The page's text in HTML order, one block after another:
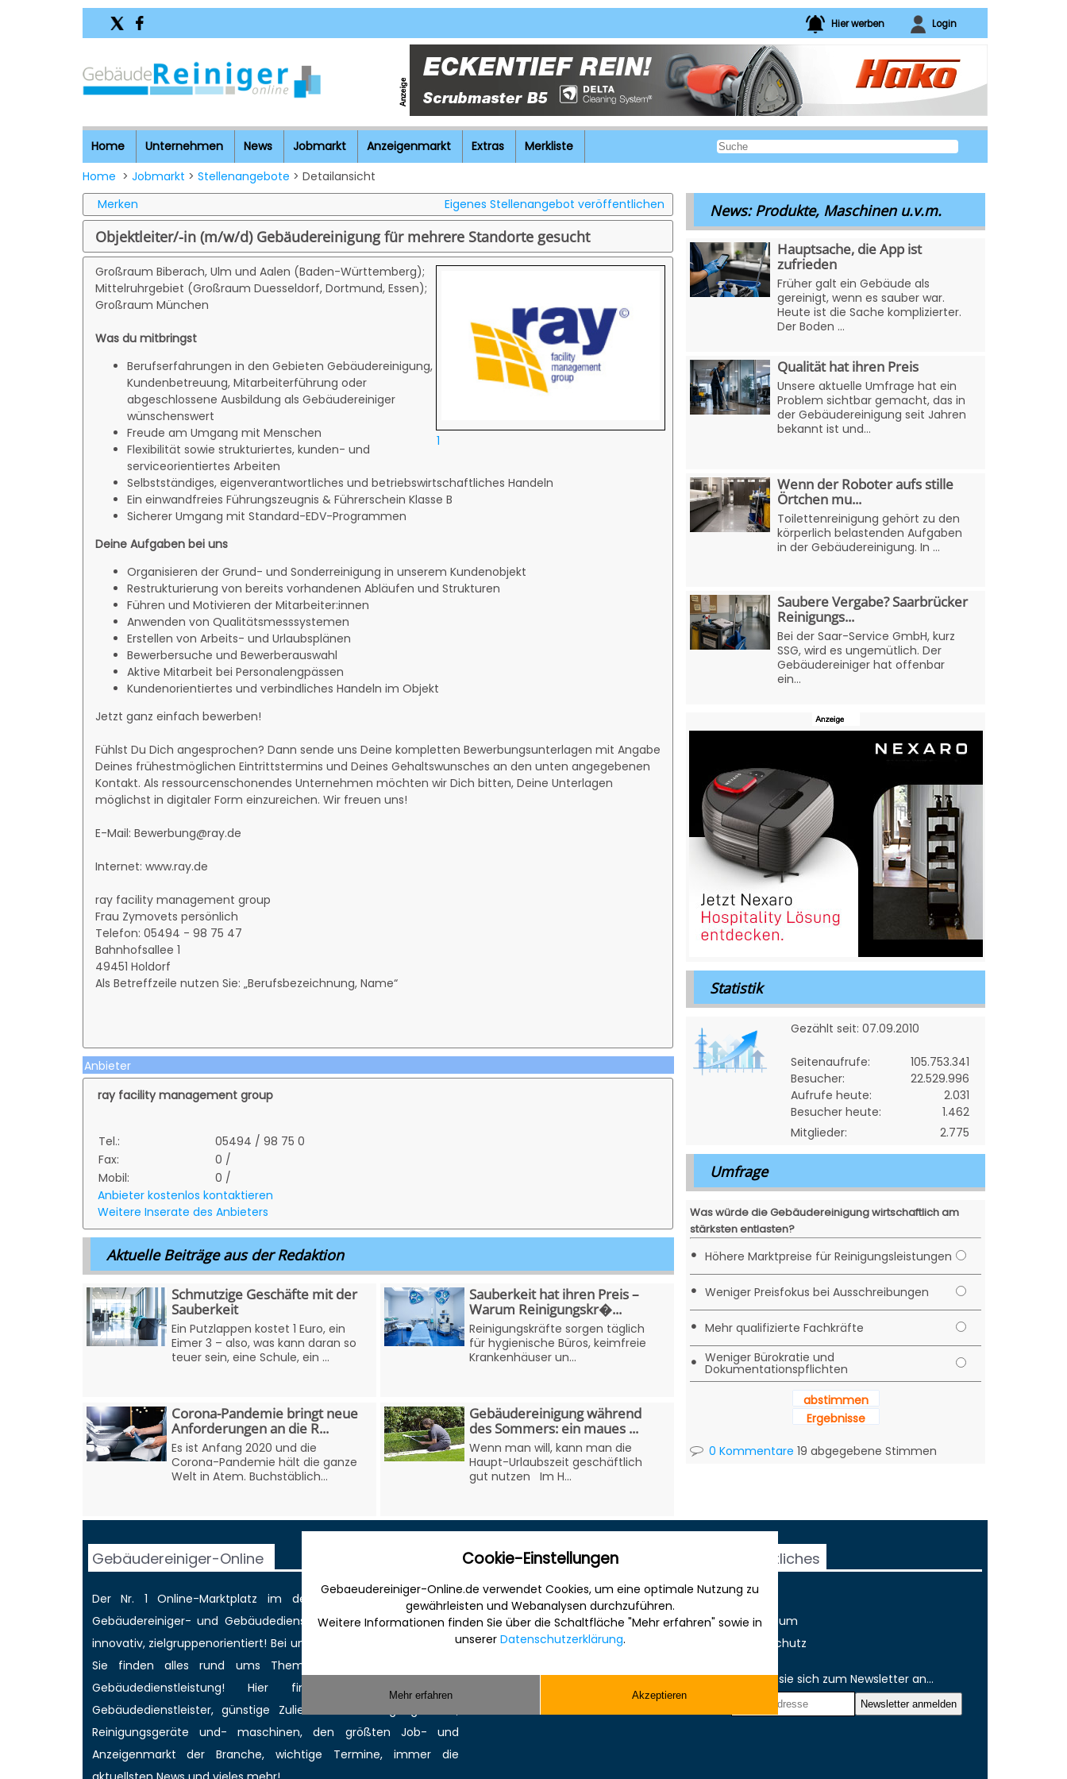
Hier werben Login
Home Unternehmen News Jobmarkt Anzeigenmarkt Extras
Merkliste
Home > Jobmarkt > Stellenangebote > Detailansicht
Merken
Eigenes Stellenangebot veröffentlichen
Objektleiter/-in (m/w/d) Gebäudereinigung für mehrere Standorte gesucht
1
Großraum Biberach, Ulm und Aalen (Baden-Württemberg);
Mittelruhrgebiet (Großraum Duesseldorf, Dortmund, Essen);
Großraum München
Was du mitbringst
Berufserfahrungen in den Gebieten Gebäudereinigung,
Kundenbetreuung, Mitarbeiterführung oder
abgeschlossene Ausbildung als Gebäudereiniger
wünschenswert
Freude am Umgang mit Menschen
Flexibilität sowie strukturiertes, kunden- und
serviceorientiertes Arbeiten
Selbstständiges, eigenverantwortliches und betriebswirtschaftliches Handeln
Ein einwandfreies Führungszeugnis & Führerschein Klasse B
Sicherer Umgang mit Standard-EDV-Programmen
Deine Aufgaben bei uns
Organisieren der Grund- und Sonderreinigung in unserem Kundenobjekt
Restrukturierung von bereits vorhandenen Abläufen und Strukturen
Führen und Motivieren der Mitarbeiter:innen
Anwenden von Qualitätsmesssystemen
Erstellen von Arbeits- und Urlaubsplänen
Bewerbersuche und Bewerberauswahl
Aktive Mitarbeit bei Personalengpässen
Kundenorientiertes und verbindliches Handeln im Objekt
Jetzt ganz einfach bewerben!
Fühlst Du Dich angesprochen? Dann sende uns Deine kompletten Bewerbungsunterlagen mit Angabe
Deines frühestmöglichen Eintrittstermins und Deines Gehaltswunsches an den unten angegebenen
Kontakt. Als ressourcenschonendes Unternehmen möchten wir Dich bitten, Deine Unterlagen
möglichst in digitaler Form einzureichen. Wir freuen uns!
E-Mail: Bewerbung@ray.de
Internet: www.ray.de
ray facility management group
Frau Zymovets persönlich
Telefon: 05494 - 98 75 47
Bahnhofsallee 1
49451 Holdorf
Als Betreffzeile nutzen Sie: „Berufsbezeichnung, Name“
Anbieter
ray facility management group
Tel.:
05494 / 98 75 0
Fax:
0 /
Mobil:
0 /
Anbieter kostenlos kontaktieren
Weitere Inserate des Anbieters
Aktuelle Beiträge aus der Redaktion
Schmutzige Geschäfte mit der
Sauberkeit
Ein Putzlappen kostet 1 Euro, ein
Eimer 3 – also, was kann daran so
teuer sein, eine Schule, ein ...
Sauberkeit hat ihren Preis –
Warum Reinigungskr�...
Reinigungskräfte sorgen täglich
für hygienische Büros, keimfreie
Krankenhäuser un...
Corona-Pandemie bringt neue
Anforderungen an die R...
Es ist Anfang 2020 und die
Corona-Pandemie hält die ganze
Welt in Atem. Buchstäblich...
Gebäudereinigung während
des Sommers: ein maues ...
Wenn man will, kann man die
Haupt-Urlaubszeit geschäftlich
gut nutzen Im H...
News: Produkte, Maschinen u.v.m.
Hauptsache, die App ist
zufrieden
Früher galt ein Gebäude als
gereinigt, wenn es sauber war.
Heute ist die Sache komplizierter.
Der Boden ...
Qualität hat ihren Preis
Unsere aktuelle Umfrage hat ein
Problem sichtbar gemacht, das in
der Gebäudereinigung seit Jahren
bekannt ist und...
Wenn der Roboter aufs stille
Örtchen mu...
Toilettenreinigung gehört zu den
körperlich belastenden Aufgaben
in der Gebäudereinigung. In ...
Saubere Vergabe? Saarbrücker
Reinigungs...
Bei der Saar-Service GmbH, kurz
SSG, wird es ungemütlich. Der
Gebäudereiniger hat offenbar
ein...
Statistik
Gezählt seit: 07.09.2010
Seitenaufrufe:
105.753.341
Besucher:
22.529.996
Aufrufe heute:
2.031
Besucher heute:
1.462
Mitglieder:
2.775
Umfrage
Was würde die Gebäudereinigung wirtschaftlich am
stärksten entlasten?
• Höhere Marktpreise für Reinigungsleistungen
• Weniger Preisfokus bei Ausschreibungen
• Mehr qualifizierte Fachkräfte
• Weniger Bürokratie und
Dokumentationspflichten
abstimmen
Ergebnisse
0 Kommentare 19 abgegebene Stimmen
Gebäudereiniger-Online
Der Nr. 1 Online-Marktplatz im deutschen Internet für die
Gebäudereiniger- und Gebäudedienstleisterbranche. Informativ,
innovativ, zielgruppenorientiert! Bei uns werden Sie gefunden und
Sie finden alles rund ums Thema Gebäudereinigung bzw.
Gebäudedienstleistung! Hier finden Sie kompetente
Gebäudedienstleister, günstige Zulieferer für Reinigungsmittel,
Reinigungsgeräte und- maschinen, den größtenJob- und
Anzeigenmarkt der Branche,wichtige Termine, immer die
Sonstiges
Werbung
Musterverträge und Vorlagen
Hilfe
Rechtliches
AGB
Impressum
Datenschutz
Melden sie sich zum Newsletter an...
Cookie-Einstellungen
Gebaeudereiniger-Online.de verwendet Cookies, um eine optimale Nutzung zu
gewährleisten und Webanalysen durchzuführen.
Weitere Informationen finden Sie über die Schaltfläche "Mehr erfahren" sowie in
unserer Datenschutzerklärung.
Mehr erfahren Akzeptieren